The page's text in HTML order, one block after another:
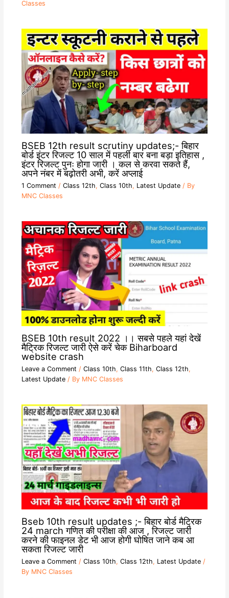
Classes
BSEB 12th result scrutiny updates;- बिहार
बोर्ड इंटर रिजल्ट 10 साल में पहली बार बना बड़ा इतिहास ,
इंटर रिजल्ट पुनः होगा जारी । कल से करवा सकते हैं,
अपने नंबर में बढ़ोतरी अभी, करें अप्लाई
1 Comment / Class 12th, Class 10th, Latest Update/ By
MNC Classes
BSEB 10th result 2022 ।। सबसे पहले यहां देखें
मैट्रिक रिजल्ट जारी ऐसे करें चेक Biharboard
website crash
Leave a Comment / Class 10th, Class 11th, Class 12th,
Latest Update/ By MNC Classes
Bseb 10th result updates ;- बिहार बोर्ड मैट्रिक
24 march गणित की परीक्षा की आज , रिजल्ट जारी
करने की फाइनल डेट भी आज होगी घोषित जाने कब आ
सकता रिजल्ट जारी
Leave a Comment / Class 10th, Class 12th, Latest Update/
By MNC Classes